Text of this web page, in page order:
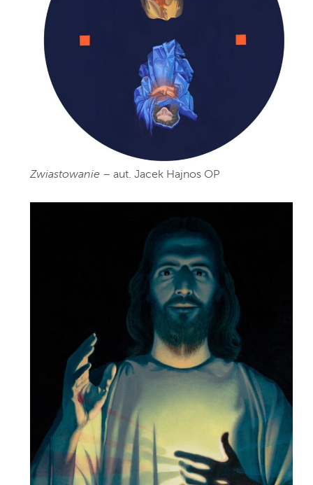
Zwiastowanie – aut. Jacek Hajnos OP